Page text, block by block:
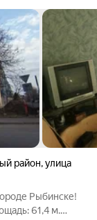
район,улица
Рыбинске!